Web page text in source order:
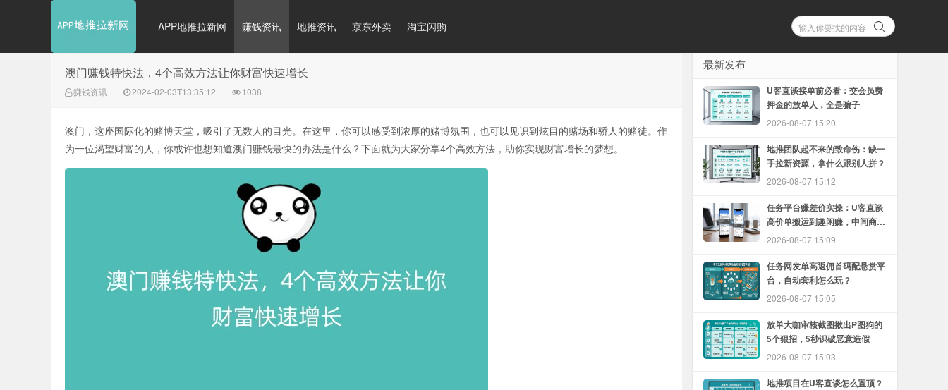
APP地推拉新网 赚钱资讯 地推资讯 京东外卖 淘宝闪购
澳门赚钱特快法，4个高效方法让你财富快速增长
赚钱资讯 2024-02-03T13:35:12 1038
澳门，这座国际化的赌博天堂，吸引了无数人的目光。在这里，你可以感受到浓厚的赌博氛围，也可以见识到炫目的赌场和骄人的赌徒。作
为一位渴望财富的人，你或许也想知道澳门赚钱最快的办法是什么？下面就为大家分享4个高效方法，助你实现财富增长的梦想。
最新发布
U客直谈接单前必看：交会员费
押金的放单人，全是骗子
2026-08-07 15:20
地推团队起不来的致命伤：缺一
手拉新资源，拿什么跟别人拼？
2026-08-07 15:12
任务平台赚差价实操：U客直谈
高价单搬运到趣闲赚，中间商怎
么赚
2026-08-07 15:09
任务网发单高返佣首码配悬赏平
台，自动套利怎么玩？
2026-08-07 15:05
放单大咖审核截图揪出P图狗的
5个狠招，5秒识破恶意造假
2026-08-07 15:03
地推项目在U客直谈怎么置顶？